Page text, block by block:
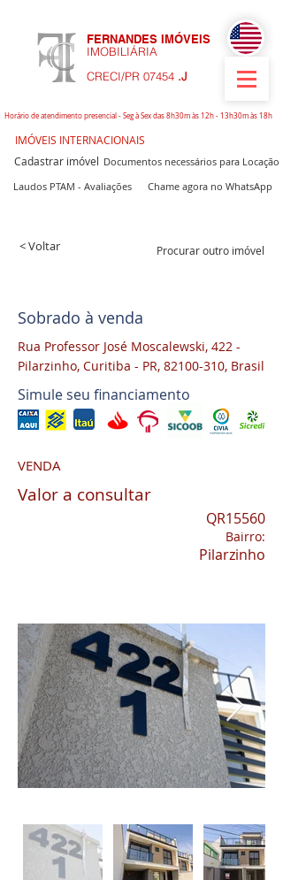
FERNANDES IMÓVEIS
IMOBILIÁRIA
CRECI/PR 07454 .J
Cadastrar imóvel
Horário de atendimento presencial - Seg à Sex das 8h30m às 12h - 13h30m às 18h
Documentos necessários para Locação
Laudos PTAM - Avaliações
Chame agora no WhatsApp
IMÓVEIS INTERNACIONAIS
< Voltar Procurar outro imóvel
Sobrado à venda
Rua Professor José Moscalewski, 422 -
Pilarzinho, Curitiba - PR, 82100-310, Brasil
Simule seu financiamento
VENDA
Valor a consultar
QR15560
Bairro:
Pilarzinho